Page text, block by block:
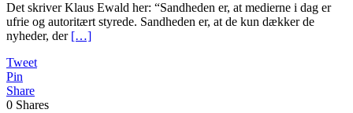
Det skriver Klaus Ewald her: “Sandheden er, at medierne i dag er
ufrie og autoritært styrede. Sandheden er, at de kun dækker de
nyheder, der […]
Tweet
Pin
Share
0 Shares